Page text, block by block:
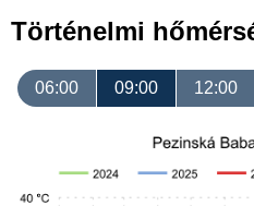
Történelmi
06:00 09:00 12:00